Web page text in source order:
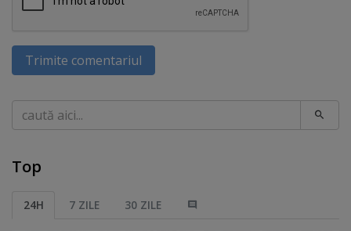
Trimite comentariul
Caută
Top
24H 7 ZILE 30 ZILE